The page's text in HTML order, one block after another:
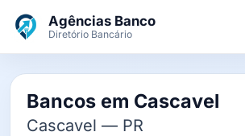
Agências Banco
Diretório Bancário
Bancos em Cascavel
Cascavel — PR